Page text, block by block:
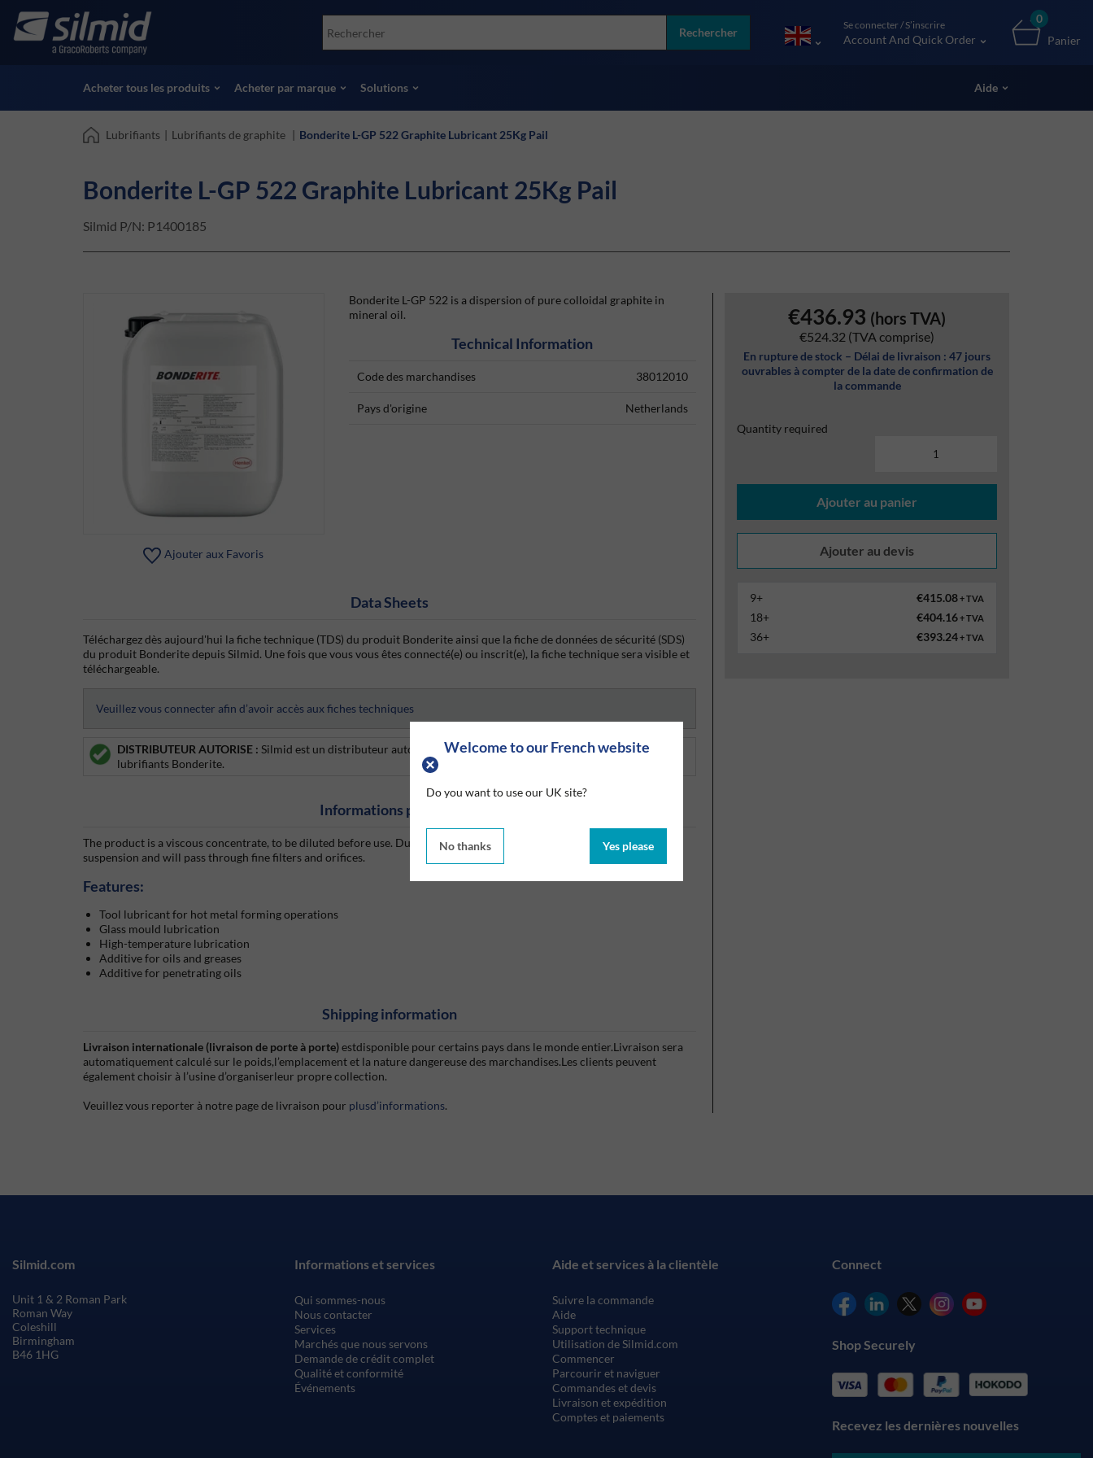
Welcome to our French website
Do you want to use our UK site?
No thanks Yes please
main
Accessories
Essais non destructifs (NDT)
Voir tous les produits
Socomore
Skydrol
Rechercher
Se connecter / S’inscrire
Account And Quick Order
0
Panier
Acheter tous les produits Acheter par marque Solutions Aide
Lubrifiants | Lubrifiants de graphite | Bonderite L-GP 522 Graphite Lubricant 25Kg Pail
Bonderite L-GP 522 Graphite Lubricant 25Kg Pail
Silmid P/N: P1400185
Ajouter aux Favoris
€436.93 (hors TVA)
€524.32 (TVA comprise)
En rupture de stock – Délai de livraison : 47 jours
ouvrables à compter de la date de confirmation de
la commande
Quantity required
Ajouter au panier
9+ €415.08+ TVA
18+ €404.16+ TVA
36+ €393.24+ TVA
Bonderite L-GP 522 is a dispersion of pure colloidal graphite in
mineral oil.
Technical Information
Code des marchandises 38012010
Pays d'origine Netherlands
Data Sheets
Téléchargez dès aujourd'hui la fiche technique (TDS) du produit Bonderite ainsi que la fiche de données de sécurité (SDS)
du produit Bonderite depuis Silmid. Une fois que vous vous êtes connecté(e) ou inscrit(e), la fiche technique sera visible et
téléchargeable.
Veuillez vous connecter afin d’avoir accès aux fiches techniques
DISTRIBUTEUR AUTORISE : Silmid est un distributeur autorisé des traitements de surface, nettoyants et
lubrifiants Bonderite.
Informations produits
The product is a viscous concentrate, to be diluted before use. Due to their fineness, the graphite particles will remain in
suspension and will pass through fine filters and orifices.
Features:
Tool lubricant for hot metal forming operations
Glass mould lubrication
High-temperature lubrication
Additive for oils and greases
Additive for penetrating oils
Shipping information
Livraison internationale (livraison de porte à porte)estdisponible pour certains pays dans le monde entier.Livraison sera
automatiquement calculé sur le poids,l’emplacement et la nature dangereuse des marchandises.Les clients peuvent
également choisir à l’usine d’organiserleur propre collection.
Veuillez vous reporter à notre page de livraison pour plusd’informations.
Informations et services
Qui sommes-nous
Nous contacter
Services
Marchés que nous servons
Demande de crédit complet
Qualité et conformité
Événements
Aide et services à la clientèle
Suivre la commande
Aide
Support technique
Utilisation de Silmid.com
Commencer
Parcourir et naviguer
Commandes et devis
Livraison et expédition
Comptes et paiements
Connect
Shop Securely
Recevez les dernières nouvelles
Silmid.com
Unit 1 & 2 Roman Park
Roman Way
Coleshill
Birmingham
B46 1HG